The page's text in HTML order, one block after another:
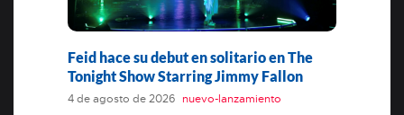
Feid hace su debut en solitario en The
Tonight Show Starring Jimmy Fallon
4 de agosto de 2026 nuevo-lanzamiento